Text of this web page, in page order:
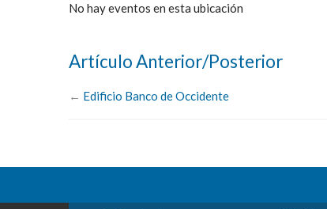
No hay eventos en esta ubicación
Artículo Anterior/Posterior
← Edificio Banco de Occidente